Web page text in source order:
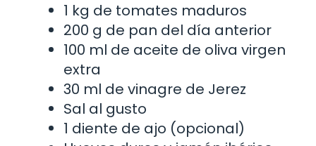
1 kg de tomates maduros
200 g de pan del día anterior
100 ml de aceite de oliva virgen
extra
30 ml de vinagre de Jerez
Sal al gusto
1 diente de ajo (opcional)